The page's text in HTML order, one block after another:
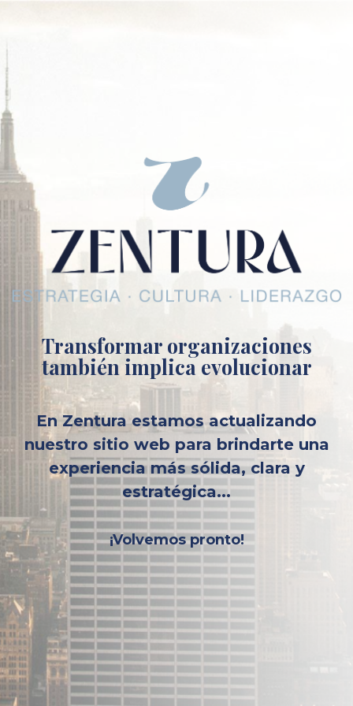
Transformar organizaciones
también implica evolucionar
En Zentura estamos actualizando
nuestro sitio web para brindarte una
experiencia más sólida, clara y
estratégica...
¡Volvemos pronto!